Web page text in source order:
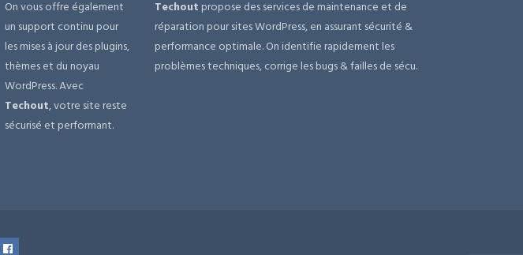
On vous offre également
un support continu pour
les mises à jour des plugins,
thèmes et du noyau
WordPress. Avec
Techout, votre site reste
sécurisé et performant.
Techout propose des services de maintenance et de
réparation pour sites WordPress, en assurant sécurité &
performance optimale. On identifie rapidement les
problèmes techniques, corrige les bugs & failles de sécu.